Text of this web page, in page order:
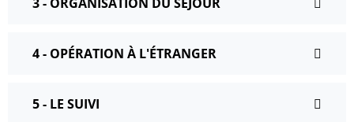
4 - OPÉRATION À L'ÉTRANGER
5 - LE SUIVI